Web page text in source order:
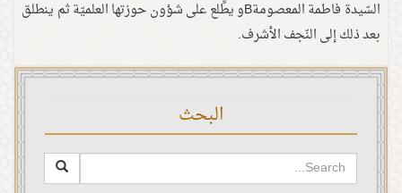
السّيدة فاطمة المعصومةBو يطَّلع على شؤون حوزتها العلميّة ثم ينطلق
بعد ذلك إلى النّجف الأشرف.
البحث